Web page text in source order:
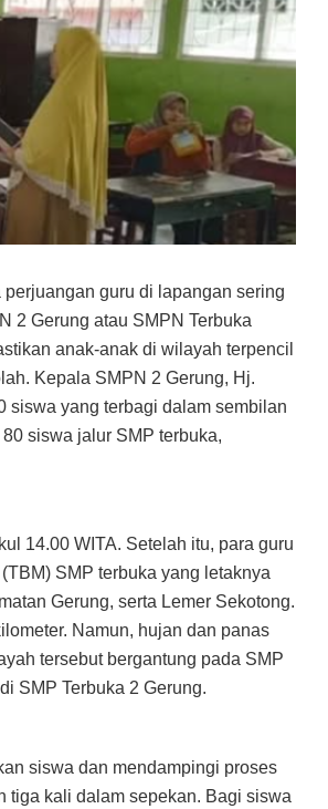
guru di lapangan sering
2 Gerung atau SMPN Terbuka
anak-anak di wilayah terpencil
Kepala SMPN 2 Gerung, Hj.
siswa yang terbagi dalam sembilan
siswa jalur SMP terbuka,
14.00 WITA. Setelah itu, para guru
SMP terbuka yang letaknya
Gerung, serta Lemer Sekotong.
Namun, hujan dan panas
tersebut bergantung pada SMP
SMP Terbuka 2 Gerung.
siswa dan mendampingi proses
tiga kali dalam sepekan. Bagi siswa